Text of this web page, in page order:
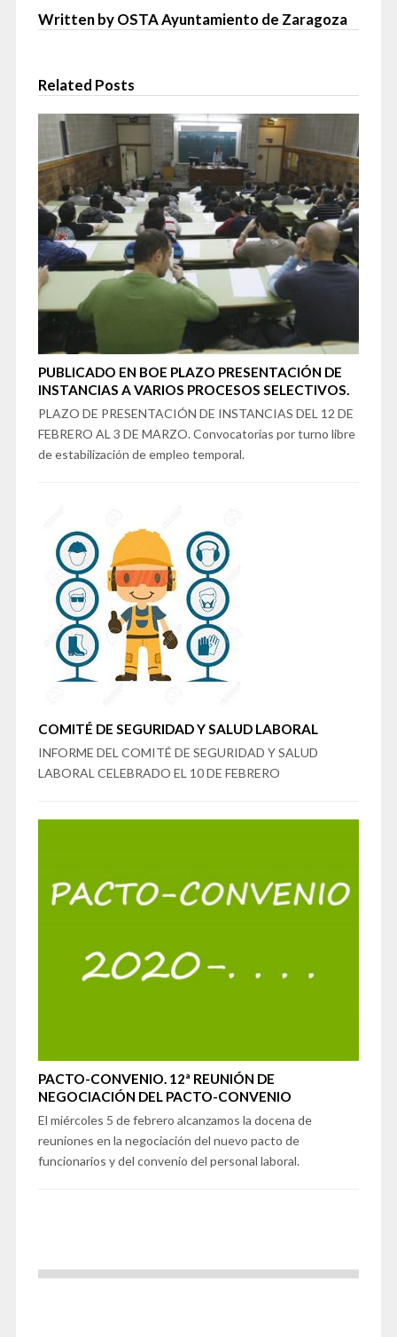
Written by OSTA Ayuntamiento de Zaragoza
Related Posts
PUBLICADO EN BOE PLAZO PRESENTACIÓN DE
INSTANCIAS A VARIOS PROCESOS SELECTIVOS.
PLAZO DE PRESENTACIÓN DE INSTANCIAS DEL 12 DE
FEBRERO AL 3 DE MARZO. Convocatorias por turno libre
de estabilización de empleo temporal.
COMITÉ DE SEGURIDAD Y SALUD LABORAL
INFORME DEL COMITÉ DE SEGURIDAD Y SALUD
LABORAL CELEBRADO EL 10 DE FEBRERO
PACTO-CONVENIO. 12ª REUNIÓN DE
NEGOCIACIÓN DEL PACTO-CONVENIO
El miércoles 5 de febrero alcanzamos la docena de
reuniones en la negociación del nuevo pacto de
funcionarios y del convenio del personal laboral.